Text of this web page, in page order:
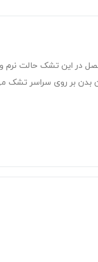
این تشک حالت نرم و
بدن بر روی سراسر تشک